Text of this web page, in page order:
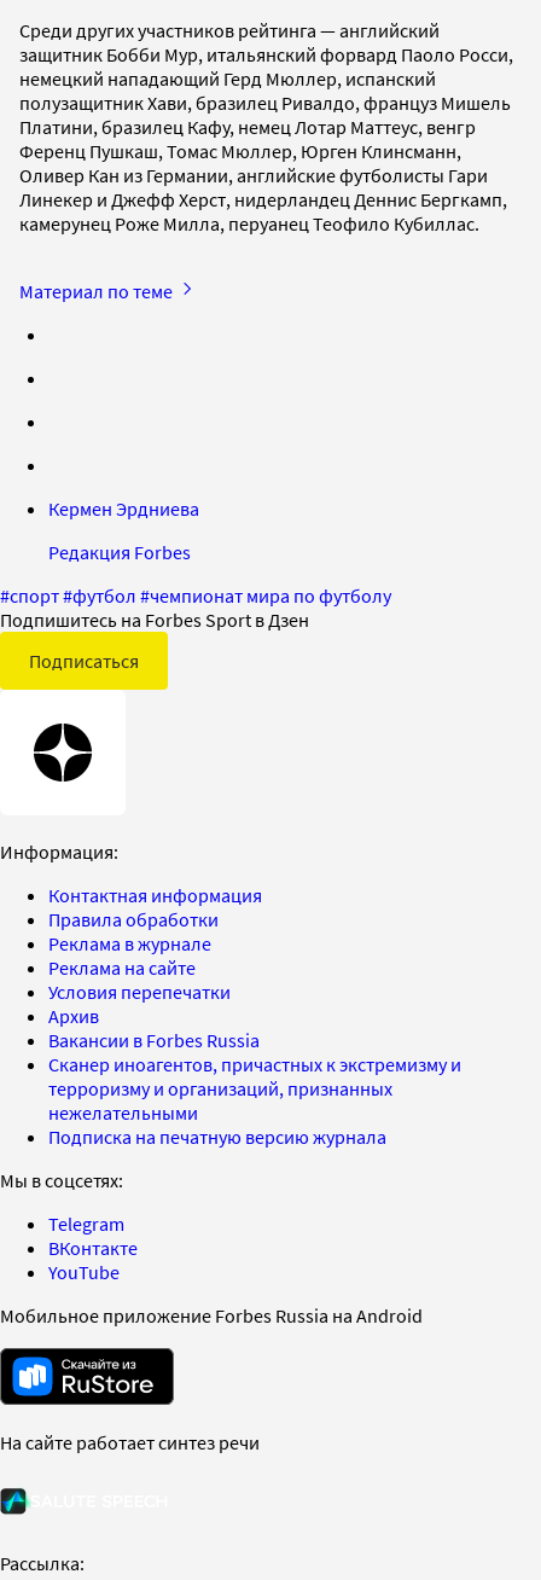
Среди других участников рейтинга — английский
защитник Бобби Мур, итальянский форвард Паоло Росси,
немецкий нападающий Герд Мюллер, испанский
полузащитник Хави, бразилец Ривалдо, француз Мишель
Платини, бразилец Кафу, немец Лотар Маттеус, венгр
Ференц Пушкаш, Томас Мюллер, Юрген Клинсманн,
Оливер Кан из Германии, английские футболисты Гари
Линекер и Джефф Херст, нидерландец Деннис Бергкамп,
камерунец Роже Милла, перуанец Теофило Кубиллас.
Материал по теме
Кермен Эрдниева
Редакция Forbes
#спорт#футбол #чемпионат мира по футболу
Подпишитесь на Forbes Sport в Дзен
Подписаться
Информация:
Контактная информация
Правила обработки
Реклама в журнале
Реклама на сайте
Условия перепечатки
Архив
Вакансии в Forbes Russia
Сканер иноагентов, причастных к экстремизму и
терроризму и организаций, признанных
нежелательными
Подписка на печатную версию журнала
Мы в соцсетях:
Telegram
ВКонтакте
YouTube
Мобильное приложение Forbes Russia на Android
На сайте работает синтез речи
Рассылка: